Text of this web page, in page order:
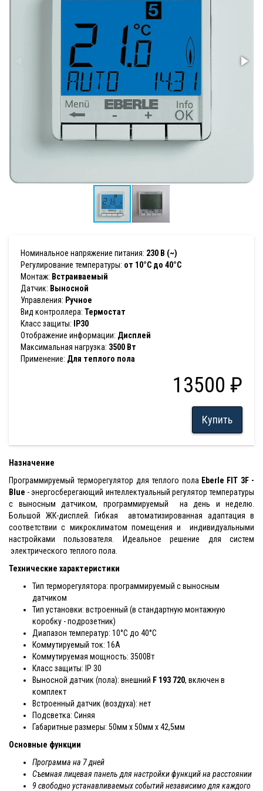
Номинальное напряжение питания: 230 В (~)
Регулирование температуры: от 10°C до 40°C
Монтаж: Встраиваемый
Датчик: Выносной
Управления: Ручное
Вид контроллера: Термостат
Класс защиты:
IP30
Отображение информации: Дисплей
Максимальная нагрузка: 3500 Вт
Применение: Для теплого пола
13500 ₽
Купить
Назначение
Программируемый терморегулятор для теплого пола Eberle FIT 3F -
Blue - энергосберегающий интеллектуальный регулятор температуры
с выносным датчиком, программируемый на день и неделю.
Большой ЖК-дисплей. Гибкая автоматизированная адаптация в
соответствии с микроклиматом помещения и индивидуальными
настройками пользователя. Идеальное решение для систем
электрического теплого пола.
Технические характеристики
Тип терморегулятора: программируемый с выносным
датчиком
Тип установки: встроенный (в стандартную монтажную
коробку - подрозетник)
Диапазон температур: 10°C до 40°C
Коммутируемый ток: 16A
Коммутируемая мощность: 3500Вт
Класс защиты: IP 30
Выносной датчик (пола): внешний F 193 720, включен в
комплект
Встроенный датчик (воздуха): нет
Подсветка: Синяя
Габаритные размеры: 50мм x 50мм x 42,5мм
Основные функции
Программа на 7 дней
Съемная лицевая панель для настройки функций на расстоянии
9 свободно устанавливаемых событий независимо для каждого